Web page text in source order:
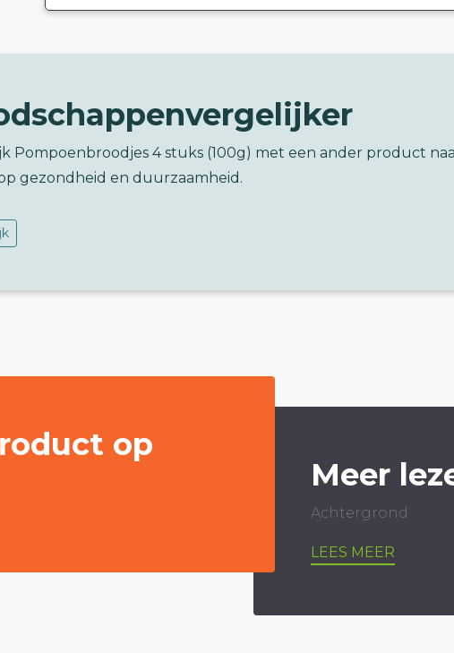
Pompoenbroodjes 4 stuks (100g) met een ander product
gezondheid en duurzaamheid.
op
Meer
Achtergrond
LEES MEER